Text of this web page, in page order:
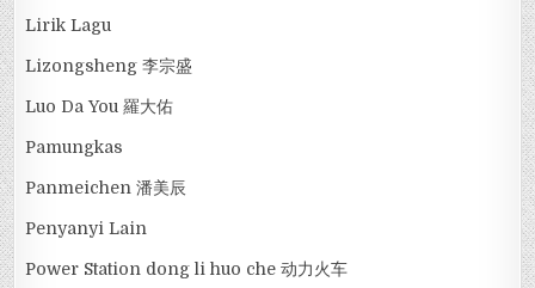
Lirik Lagu
Lizongsheng 李宗盛
Luo Da You 羅大佑
Pamungkas
Panmeichen 潘美辰
Penyanyi Lain
Power Station dong li huo che 动力火车